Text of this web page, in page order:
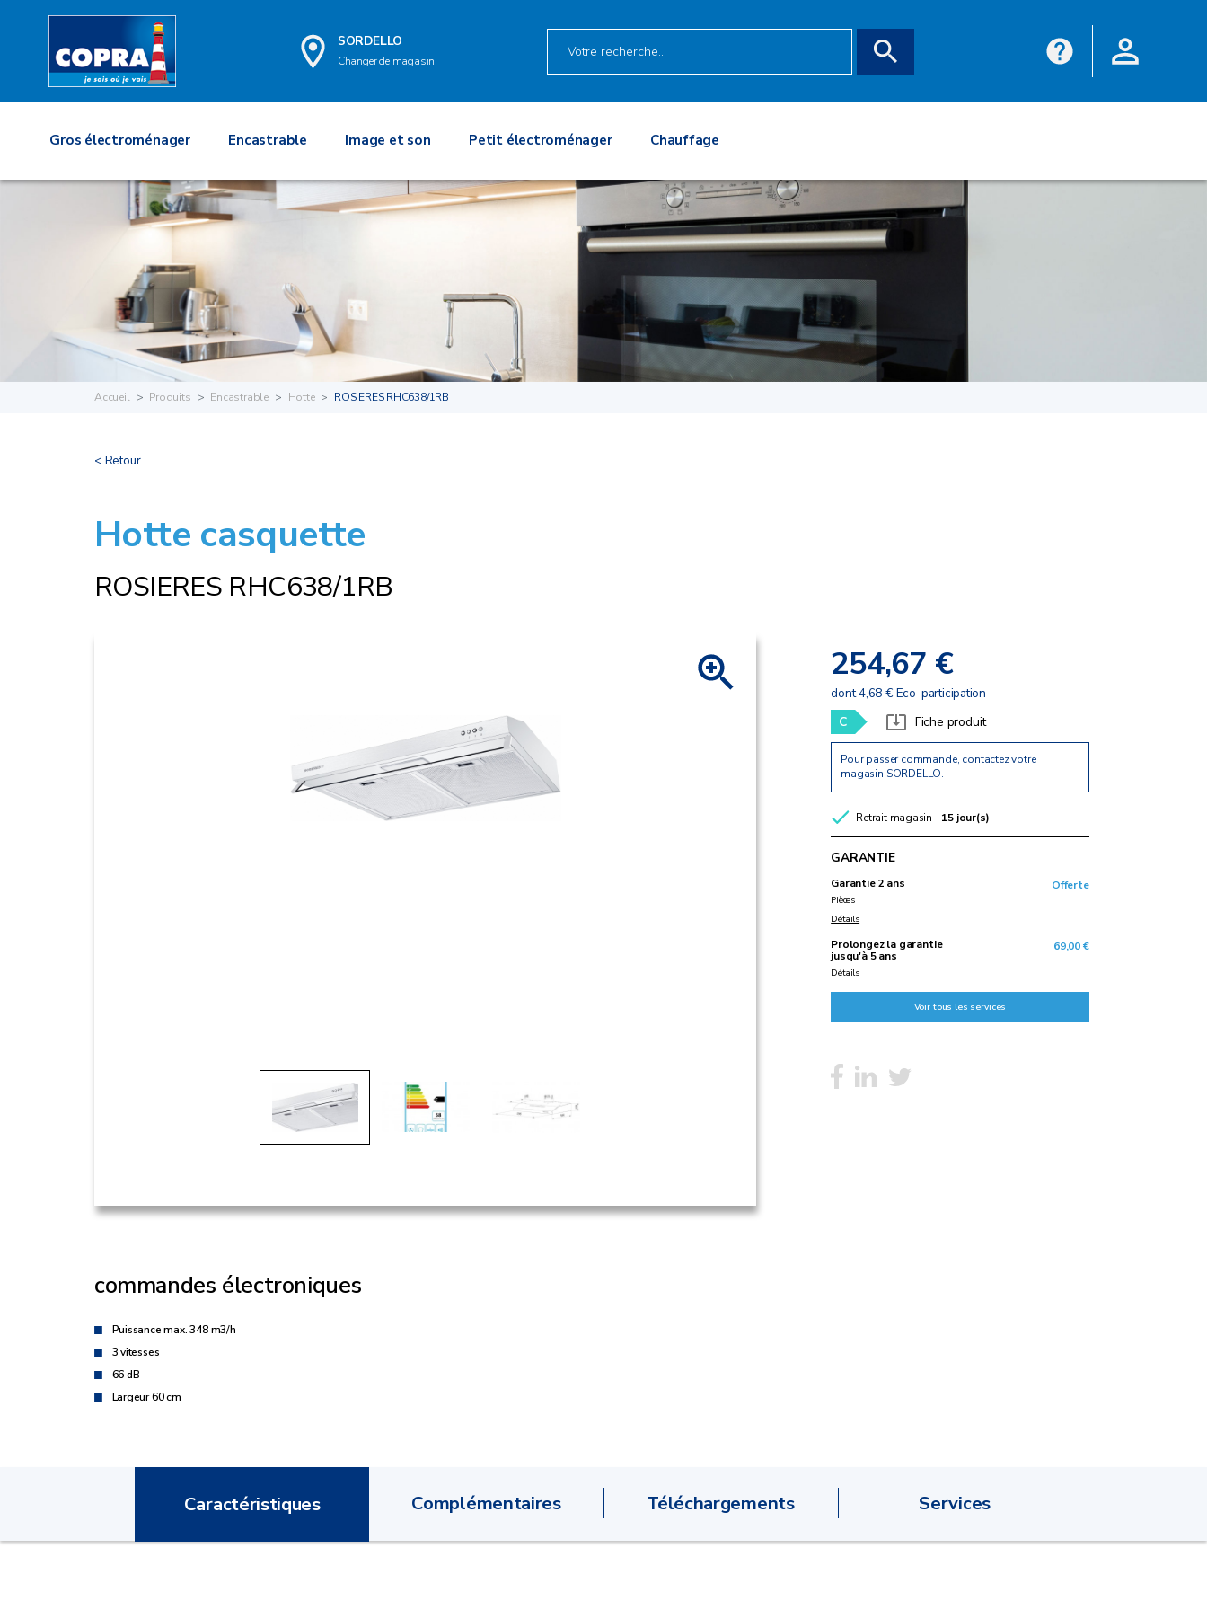
SORDELLO
Changer de magasin
Gros électroménager Encastrable Image et son Petit électroménager Chauffage
Accueil Produits Encastrable Hotte ROSIERES RHC638/1RB
< Retour
Hotte casquette
ROSIERES RHC638/1RB
254,67 €
dont 4,68 € Eco-participation
C
Fiche produit
Pour passer commande, contactez votre
magasin SORDELLO.
Retrait magasin -15 jour(s)
GARANTIE
Garantie 2 ans
Pièces
Détails
Offerte
Prolongez la garantie
jusqu'à 5 ans
Détails
69,00 €
Voir tous les services
commandes électroniques
Puissance max. 348 m3/h
3 vitesses
66 dB
Largeur 60 cm
Caractéristiques Complémentaires Téléchargements Services